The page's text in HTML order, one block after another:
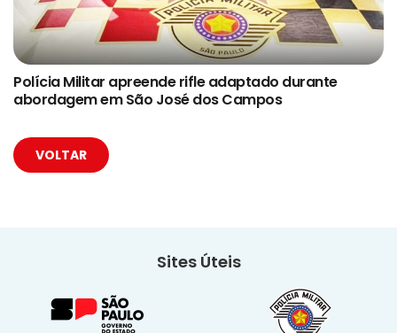
Polícia Militar apreende rifle adaptado durante
abordagem em São José dos Campos
VOLTAR
Sites Úteis